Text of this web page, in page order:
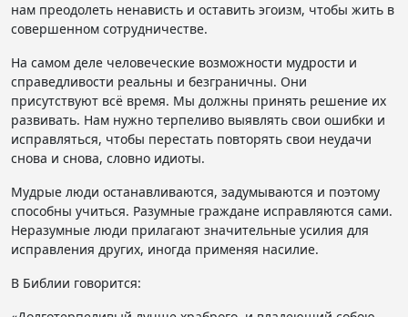
нам преодолеть ненависть и оставить эгоизм, чтобы жить в
совершенном сотрудничестве.
На самом деле человеческие возможности мудрости и
справедливости реальны и безграничны. Они
присутствуют всё время. Мы должны принять решение их
развивать. Нам нужно терпеливо выявлять свои ошибки и
исправляться, чтобы перестать повторять свои неудачи
снова и снова, словно идиоты.
Мудрые люди останавливаются, задумываются и поэтому
способны учиться. Разумные граждане исправляются сами.
Неразумные люди прилагают значительные усилия для
исправления других, иногда применяя насилие.
В Библии говорится: